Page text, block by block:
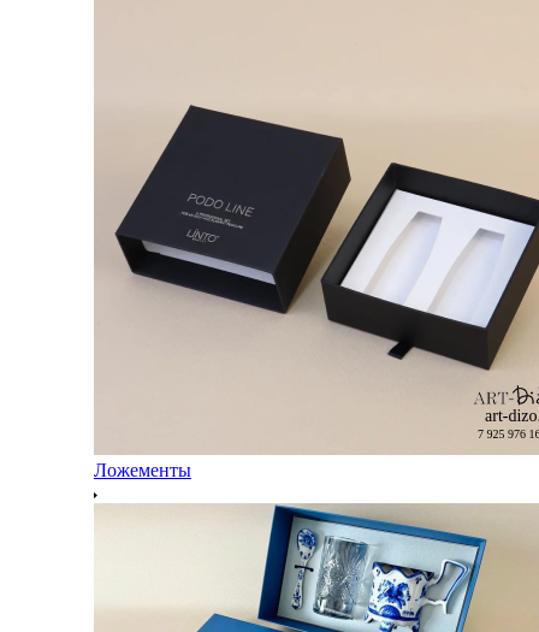
Ложементы